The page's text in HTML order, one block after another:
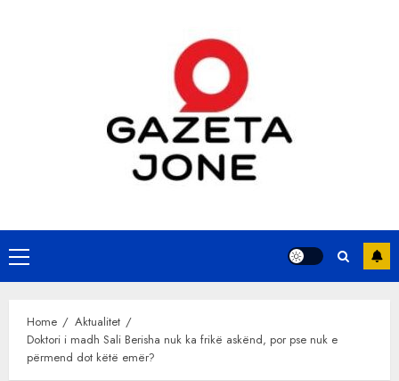
Primary
Menu
Home
Aktualitet
Doktori i madh Sali Berisha nuk ka frikë askënd, por pse nuk e
përmend dot këtë emër?